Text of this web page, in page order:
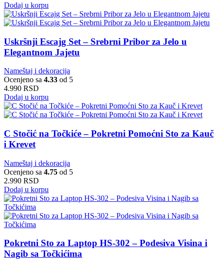
Dodaj u korpu
Uskršnji Escajg Set – Srebrni Pribor za Jelo u
Elegantnom Jajetu
Nameštaj i dekoracija
Ocenjeno sa 4.33 od 5
4.990 RSD
Dodaj u korpu
C Stočić na Točkiće – Pokretni Pomoćni Sto za Kauč
i Krevet
Nameštaj i dekoracija
Ocenjeno sa 4.75 od 5
2.990 RSD
Dodaj u korpu
Pokretni Sto za Laptop HS-302 – Podesiva Visina i
Nagib sa Točkićima